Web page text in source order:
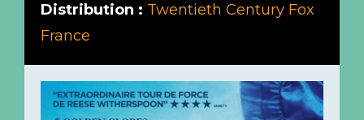
Distribution : Twentieth Century Fox
France